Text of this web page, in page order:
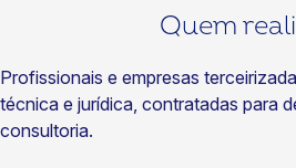
Quem
Profissionais e empresas
técnica e jurídica, contratadas para
consultoria.